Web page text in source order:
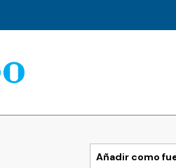
Añadir como